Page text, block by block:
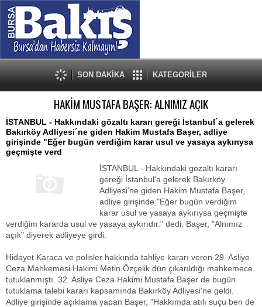
SON DAKİKA KATEGORİLER
HAKİM MUSTAFA BAŞER: ALNIMIZ AÇIK
İSTANBUL - Hakkındaki gözaltı kararı gereği İstanbul´a gelerek
Bakırköy Adliyesi´ne giden Hakim Mustafa Başer, adliye
girişinde "Eğer bugün verdiğim karar usul ve yasaya aykırıysa
geçmişte verd
İSTANBUL - Hakkındaki gözaltı kararı
gereği İstanbul'a gelerek Bakırköy
Adliyesi'ne giden Hakim Mustafa Başer,
adliye girişinde "Eğer bugün verdiğim
karar usul ve yasaya aykırıysa geçmişte
verdiğim kararda usul ve yasaya aykırıdır." dedi. Başer, "Alnımız
açık" diyerek adliyeye girdi.
Hidayet Karaca ve polisler hakkında tahliye kararı veren 29. Asliye
Ceza Mahkemesi Hakimi Metin Özçelik dün çıkarıldığı mahkemece
tutuklanmıştı. 32. Asliye Ceza Hakimi Mustafa Başer de bugün
tutuklama talebi kararı kapsamında Bakırköy Adliyesi'ne geldi.
Adliye girişinde açıklama yapan Başer, "Hakkımda atılı suçu ben de